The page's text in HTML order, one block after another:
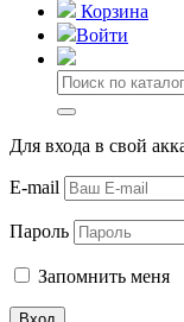
Корзина
Войти
Для входа в свой
E-mail
Пароль
Запомнить меня